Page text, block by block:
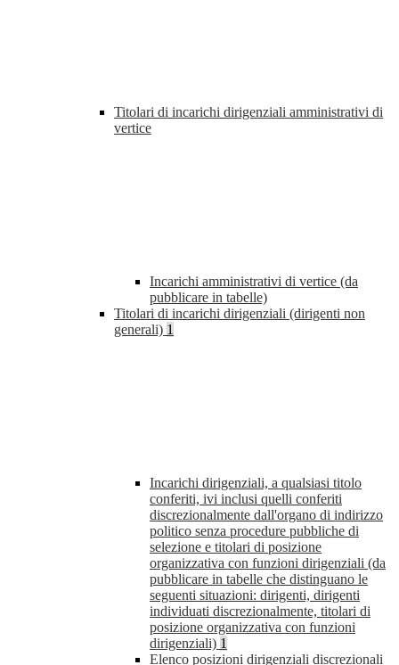
Titolari di incarichi dirigenziali amministrativi di
vertice
Incarichi amministrativi di vertice (da
pubblicare in tabelle)
Titolari di incarichi dirigenziali (dirigenti non
generali) 1
Incarichi dirigenziali, a qualsiasi titolo
conferiti, ivi inclusi quelli conferiti
discrezionalmente dall'organo di indirizzo
politico senza procedure pubbliche di
selezione e titolari di posizione
organizzativa con funzioni dirigenziali (da
pubblicare in tabelle che distinguano le
seguenti situazioni: dirigenti, dirigenti
individuati discrezionalmente, titolari di
posizione organizzativa con funzioni
dirigenziali) 1
Elenco posizioni dirigenziali discrezionali